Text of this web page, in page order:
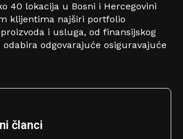
40 lokacija u Bosni i Hercegovini
klijentima najširi portfolio
i usluga, od finansijskog
odabira odgovarajuće osiguravajuće
članci